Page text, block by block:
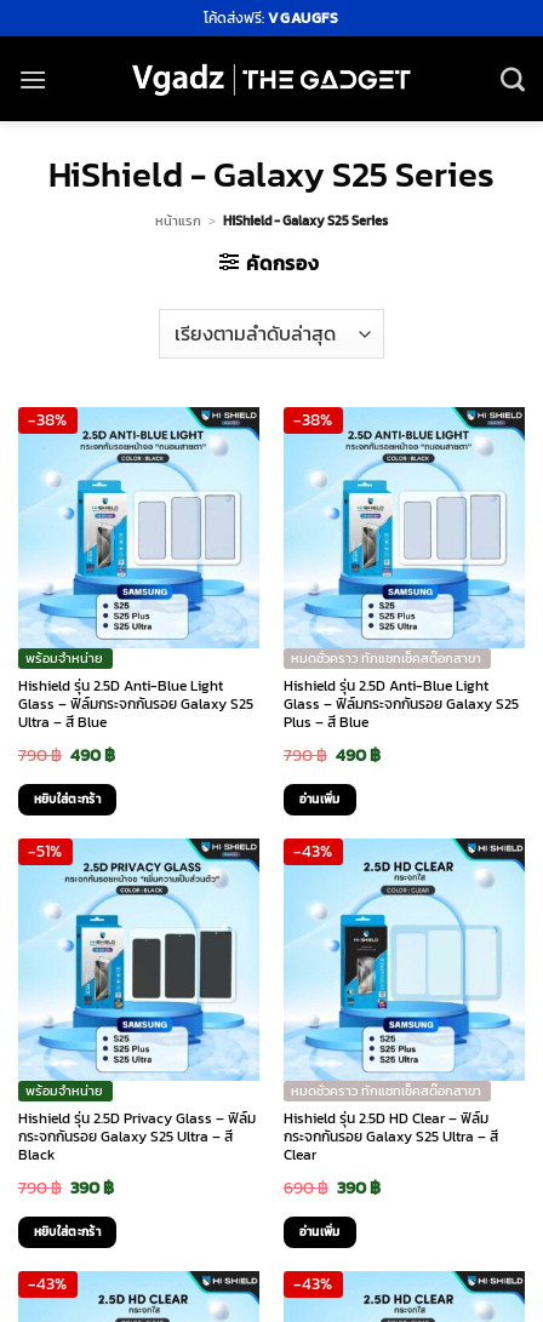
ไป
ยัง
โค้ดส่งฟรี:VGAUGFS
HiShield - Galaxy S25 Series
หน้าแรก > HiShield - Galaxy S25 Series
คัดกรอง
-38%
พร้อมจำหน่าย
Hishield รุ่น 2.5D Anti-Blue Light
Glass – ฟิล์มกระจกกันรอย Galaxy S25
Ultra – สี Blue
790฿ Original
price
was:
790 ฿.
490฿Current
price
490 ฿.
หยิบใส่ตะกร้า
-38%
หมดชั่วคราว ทักแชทเช็คสต๊อกสาขา
Hishield รุ่น 2.5D Anti-Blue Light
Glass – ฟิล์มกระจกกันรอย Galaxy S25
Plus – สี Blue
790฿ Original
price
was:
790 ฿.
490฿Current
490 ฿.
อ่านเพิ่ม
-51%
พร้อมจำหน่าย
Hishield รุ่น 2.5D Privacy Glass – ฟิล์ม
กระจกกันรอย Galaxy S25 Ultra – สี
Black
790฿ Original
price
was:
790 ฿.
390฿Current
price
is:
390 ฿.
หยิบใส่ตะกร้า
-43%
หมดชั่วคราว ทักแชทเช็คสต๊อกสาขา
Hishield รุ่น 2.5D HD Clear – ฟิล์ม
กระจกกันรอย Galaxy S25 Ultra – สี
Clear
690฿ Original
price
was:
690 ฿.
390฿Current
390 ฿.
อ่านเพิ่ม
-43% -43%